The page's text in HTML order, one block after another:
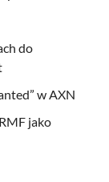
do
w AXN
jako